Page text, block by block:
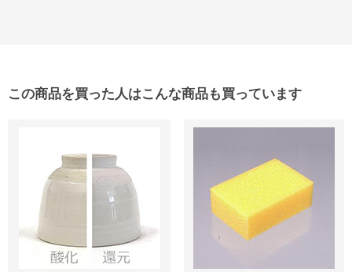
この商品を買った人はこんな商品も買っています